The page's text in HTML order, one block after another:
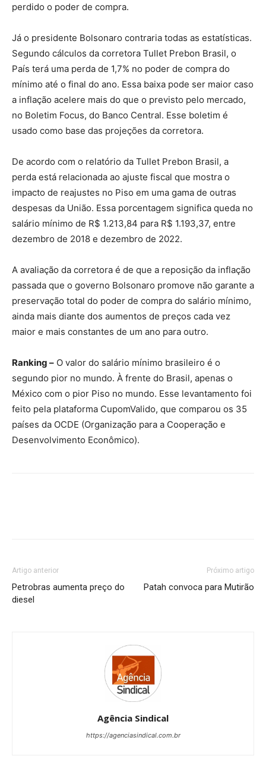
perdido o poder de compra.
Já o presidente Bolsonaro contraria todas as estatísticas.
Segundo cálculos da corretora Tullet Prebon Brasil, o
País terá uma perda de 1,7% no poder de compra do
mínimo até o final do ano. Essa baixa pode ser maior caso
a inflação acelere mais do que o previsto pelo mercado,
no Boletim Focus, do Banco Central. Esse boletim é
usado como base das projeções da corretora.
De acordo com o relatório da Tullet Prebon Brasil, a
perda está relacionada ao ajuste fiscal que mostra o
impacto de reajustes no Piso em uma gama de outras
despesas da União. Essa porcentagem significa queda no
salário mínimo de R$ 1.213,84 para R$ 1.193,37, entre
dezembro de 2018 e dezembro de 2022.
A avaliação da corretora é de que a reposição da inflação
passada que o governo Bolsonaro promove não garante a
preservação total do poder de compra do salário mínimo,
ainda mais diante dos aumentos de preços cada vez
maior e mais constantes de um ano para outro.
Ranking – O valor do salário mínimo brasileiro é o
segundo pior no mundo. À frente do Brasil, apenas o
México com o pior Piso no mundo. Esse levantamento foi
feito pela plataforma CupomValido, que comparou os 35
países da OCDE (Organização para a Cooperação e
Desenvolvimento Econômico).
Artigo anterior
Petrobras aumenta preço do
diesel
Próximo artigo
Patah convoca para Mutirão
Agência Sindical
https://agenciasindical.com.br